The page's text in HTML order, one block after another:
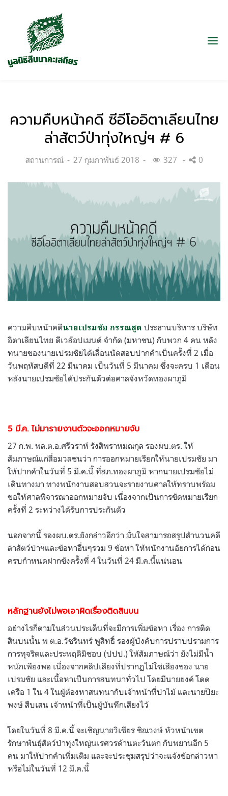
ความคืบหน้าคดี ซีอีโออิตาเลียนไทย
ล่าสัตว์ป่าทุ่งใหญ่ฯ # 6
Categories:
สถานการณ์
Posted
27 กุมภาพันธ์ 2018 327 0
ความคืบหน้าคดีนายเปรมชัย กรรณสูต ประธานบริหาร บริษัท
อิตาเลียนไทย ดีเวล๊อปเมนต์ จำกัด (มหาชน) กับพวก 4 คน หลัง
ทนายของนายเปรมชัยได้เลื่อนนัดสอบปากคำเป็นครั้งที่ 2 เมื่อ
วันพฤหัสบดีที่ 22 มีนาคม เป็นวันที่ 5 มีนาคม ซึ่งจะครบ 1 เดือน
หลังนายเปรมชัยได้ประกันตัวต่อศาลจังหวัดทองผาภูมิ
5 มี.ค. ไม่มารายงานตัวจะออกหมายจับ
27 ก.พ. พล.ต.อ.ศรีวราห์ รังสิพราหมณกุล รองผบ.ตร. ให้
สัมภาษณ์แก่สื่อมวลชนว่า การออกหมายเรียกให้นายเปรมชัย มา
ให้ปากคำในวันที่ 5 มี.ค.นี้ ที่สภ.ทองผาภูมิ หากนายเปรมชัยไม่
เดินทางมา ทางพนักงานสอบสวนจะรายงานศาลให้ทราบพร้อม
ขอให้ศาลพิจารณาออกหมายจับ เนื่องจากเป็นการขัดหมายเรียก
ครั้งที่ 2 ระหว่างได้รับการประกันตัว
นอกจากนี้ รองผบ.ตร.ยังกล่าวอีกว่า มั่นใจสามารถสรุปสำนวนคดี
ล่าสัตว์ป่าฯและข้อหาอื่นๆรวม 9 ข้อหา ให้พนักงานอัยการได้ก่อน
ครบกำหนดฝากขังครั้งที่ 4 ในวันที่ 24 มี.ค.นี้แน่นอน
หลักฐานยังไม่พอเอาผิดเรื่องติดสินบน
อย่างไรก็ตามในส่วนประเด็นที่จะมีการเพิ่มข้อหา เรื่อง การติด
สินบนนั้น พ ต.อ.วัชรินทร์ พูสิทธิ์ รองผู้บังคับการปราบปรามการ
การทุจริตและประพฤติมิชอบ (ปปป.) ให้สัมภาษณ์ว่า ยังไม่มีน้ำ
หนักเพียงพอ เนื่องจากคลิปเสียงที่ปรากฏไม่ใช่เสียงของ นาย
เปรมชัย และเนื้อหาเป็นการสนทนาทั่วไป โดยมีนายยงค์ โดด
เครือ 1 ใน 4 ในผู้ต้องหาสนทนากับเจ้าหน้าที่ป่าไม้ และนายปิยะ
พงษ์ สืบเสน เจ้าหน้าที่เป็นผู้บันทึกเสียงไว้
โดยในวันที่ 8 มี.ค.นี้ จะเชิญนายวิเชียร ชิณวงษ์ หัวหน้าเขต
รักษาพันธุ์สัตว์ป่าทุ่งใหญ่นเรศวรด้านตะวันตก กับพยานอีก 5
คน มาให้ปากคำเพิ่มเติม และจะประชุมสรุปว่าจะแจ้งข้อกล่าวหา
หรือไม่ในวันที่ 12 มี.ค.นี้